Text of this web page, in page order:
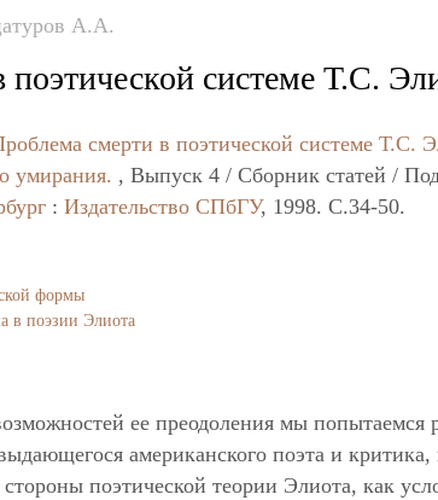
А.А.
системе Т.С.
смерти в поэтической системе Т.С.
умирания. , Выпуск 4 / Сборник статей /
: Издательство СПбГУ, 1998. C.34-50.
формы
в поэзии Элиота
ее преодоления мы попытаемся
американского поэта и критика,
стороны поэтической теории Элиота, как